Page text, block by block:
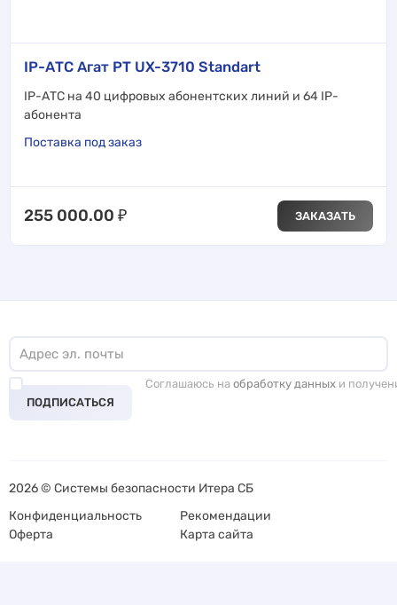
IP-АТС Агат РТ UX-3710 Standart
IP-АТС на 40 цифровых абонентских линий и 64 IP-
абонента
Поставка под заказ
255 000.00 ₽ ЗАКАЗАТЬ
ПОДПИСАТЬСЯ
Соглашаюсь на обработку данных и
2026 © Системы безопасности Итера СБ
Конфиденциальность
Рекомендации
Оферта
Карта сайта